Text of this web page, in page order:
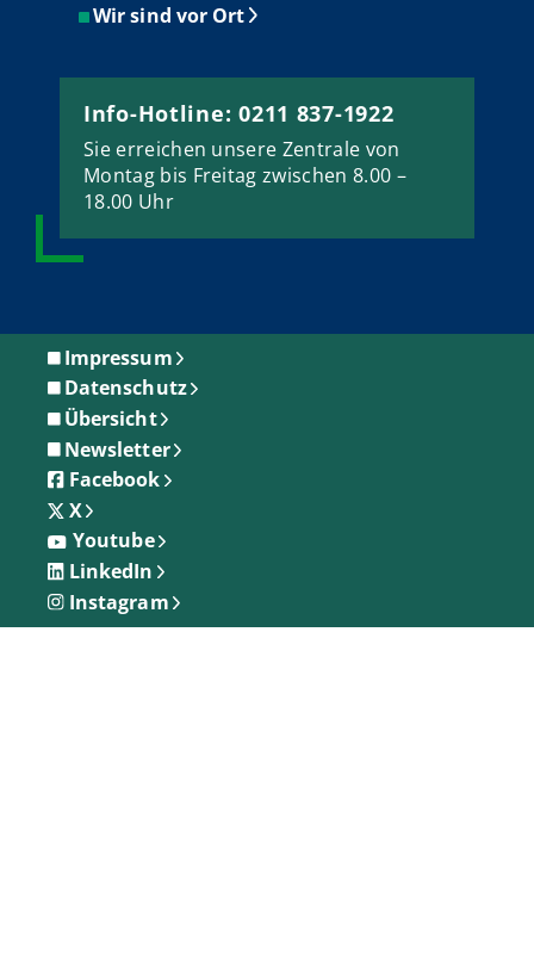
Wir sind vor Ort
Info-Hotline: 0211 837-1922
Sie erreichen unsere Zentrale von
Montag bis Freitag zwischen 8.00 –
18.00 Uhr
Impressum
Datenschutz
Übersicht
Newsletter
Facebook
X
Youtube
LinkedIn
Instagram